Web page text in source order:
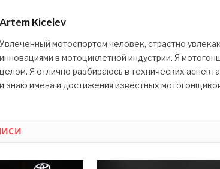
Artem Kicelev
Увлеченный мотоспортом человек, страстно
инновациями в мотоциклетной индустрии. Я
целом. Я отлично разбираюсь в технических
и знаю имена и достижения известных